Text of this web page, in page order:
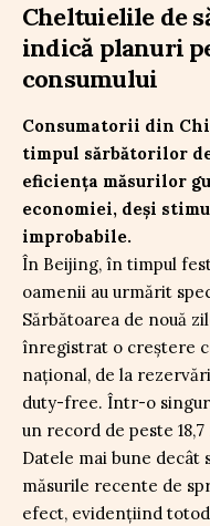
Cheltuielile de
indică planuri
consumului
Consumatorii din
timpul sărbătorilor
eficiența măsurilor
economiei, deși
improbabile.
În Beijing, în timpul
oamenii au urmărit
Sărbătoarea de nouă
înregistrat o creștere
național, de la
duty-free. Într-o
un record de peste
Datele mai bune decât
măsurile recente de
efect, evidențiind